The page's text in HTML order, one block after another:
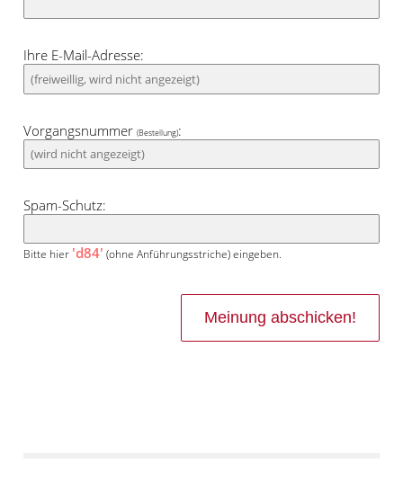
Ihre E-Mail-Adresse:
Vorgangsnummer(Bestellung):
Spam-Schutz:
Bitte hier 'd84' (ohne Anführungsstriche) eingeben.